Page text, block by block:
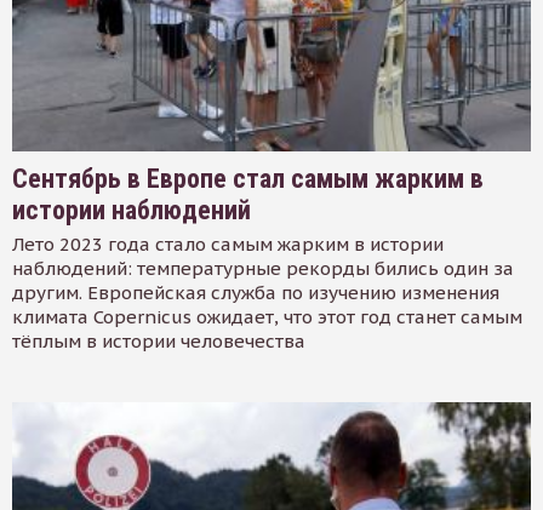
Сентябрь в Европе стал самым жарким в
истории наблюдений
Лето 2023 года стало самым жарким в истории
наблюдений: температурные рекорды бились один за
другим. Европейская служба по изучению изменения
климата Copernicus ожидает, что этот год станет самым
тёплым в истории человечества